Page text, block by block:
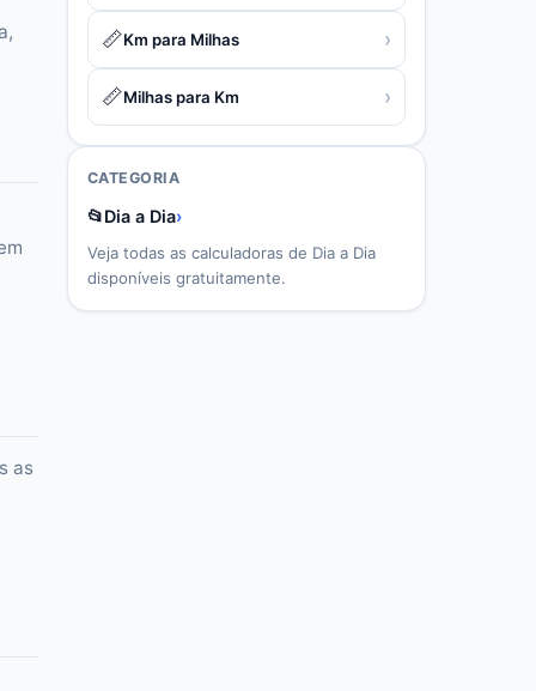
as
📏Km para Milhas ›
📏Milhas para Km ›
CATEGORIA
📂Dia a Dia›
Veja todas as calculadoras de Dia a Dia
disponíveis gratuitamente.